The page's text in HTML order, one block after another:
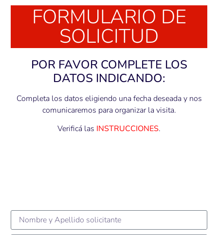
FORMULARIO DE
SOLICITUD
POR FAVOR COMPLETE LOS
DATOS INDICANDO:
Completa los datos eligiendo una fecha deseada y nos
comunicaremos para organizar la visita.
Verificá las INSTRUCCIONES.